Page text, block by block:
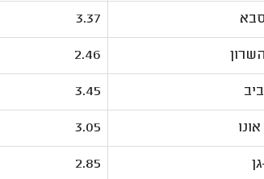
3.37
2.46
3.45
3.05
2.85